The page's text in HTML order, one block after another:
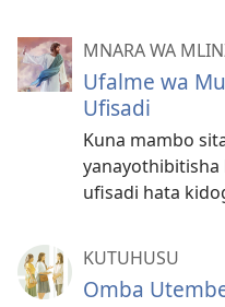
MNARA WA
Ufalme wa
Ufisadi
Kuna mambo
ufisadi hata
KUTUHUSU
Omba